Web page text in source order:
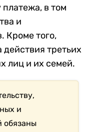
в том
и
Кроме того,
действия третьих
лиц и их семей.
и
обязаны